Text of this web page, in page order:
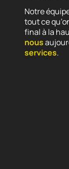
Notre
tout ce
final à la
nous
services.